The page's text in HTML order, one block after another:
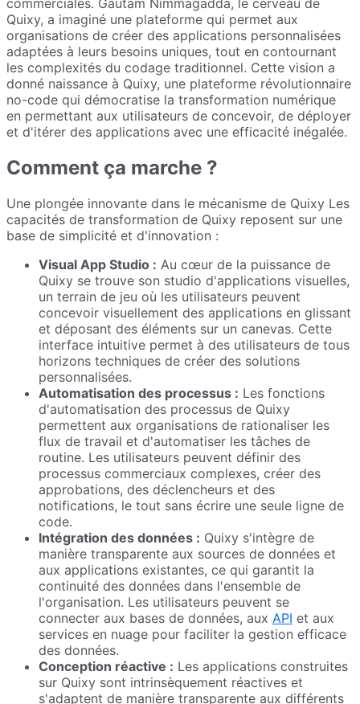
Quixy, a imaginé une plateforme qui permet aux
organisations de créer des applications personnalisées
adaptées à leurs besoins uniques, tout en contournant
les complexités du codage traditionnel. Cette vision a
donné naissance à Quixy, une plateforme révolutionnaire
no-code qui démocratise la transformation numérique
en permettant aux utilisateurs de concevoir, de déployer
et d'itérer des applications avec une efficacité inégalée.
Comment ça marche ?
Une plongée innovante dans le mécanisme de Quixy Les
capacités de transformation de Quixy reposent sur une
base de simplicité et d'innovation :
Visual App Studio : Au cœur de la puissance de
Quixy se trouve son studio d'applications visuelles,
un terrain de jeu où les utilisateurs peuvent
concevoir visuellement des applications en glissant
et déposant des éléments sur un canevas. Cette
interface intuitive permet à des utilisateurs de tous
horizons techniques de créer des solutions
personnalisées.
Automatisation des processus : Les fonctions
d'automatisation des processus de Quixy
permettent aux organisations de rationaliser les
flux de travail et d'automatiser les tâches de
routine. Les utilisateurs peuvent définir des
processus commerciaux complexes, créer des
approbations, des déclencheurs et des
notifications, le tout sans écrire une seule ligne de
code.
Intégration des données : Quixy s'intègre de
manière transparente aux sources de données et
aux applications existantes, ce qui garantit la
continuité des données dans l'ensemble de
l'organisation. Les utilisateurs peuvent se
connecter aux bases de données, aux API et aux
services en nuage pour faciliter la gestion efficace
des données.
Conception réactive : Les applications construites
sur Quixy sont intrinsèquement réactives et
s'adaptent de manière transparente aux différents